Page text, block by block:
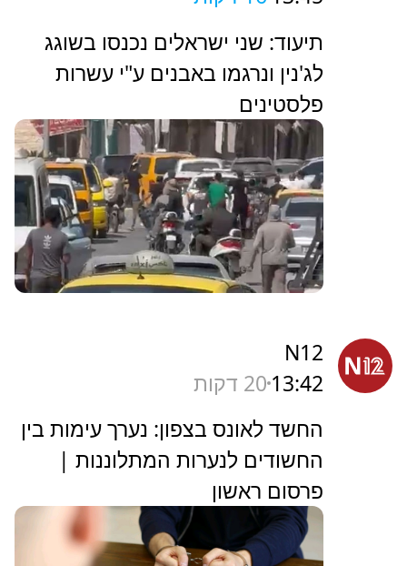
תיעוד: שני ישראלים נכנסו בשוגג
לג'נין ונרגמו באבנים ע"י עשרות
פלסטינים
N12
13:42 20 דקות
החשד לאונס בצפון: נערך עימות בין
החשודים לנערות המתלוננות |
פרסום ראשון